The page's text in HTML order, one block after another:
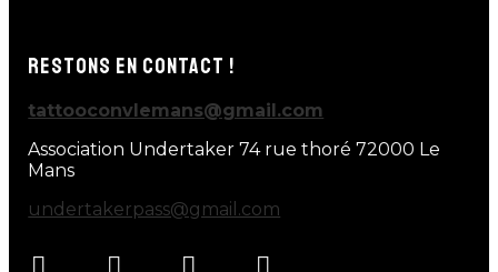
RESTONS EN CONTACT !
tattooconvlemans@gmail.com
Association Undertaker 74 rue thoré 72000 Le
Mans
undertakerpass@gmail.com